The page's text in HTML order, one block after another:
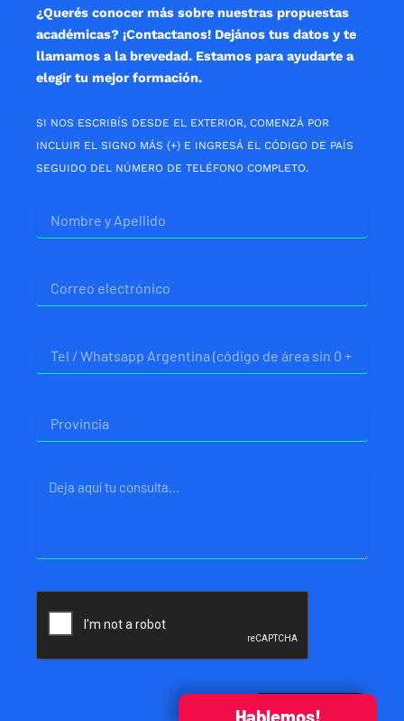
Hablemos!
¿Querés conocer más sobre nuestras propuestas
académicas? ¡Contactanos! Dejános tus datos y te
llamamos a la brevedad. Estamos para ayudarte a
elegir tu mejor formación.
SI NOS ESCRIBÍS DESDE EL EXTERIOR, COMENZÁ POR
INCLUIR EL SIGNO MÁS (+) E INGRESÁ EL CÓDIGO DE PAÍS
SEGUIDO DEL NÚMERO DE TELÉFONO COMPLETO.
electrónico
Mensaje
Enviar